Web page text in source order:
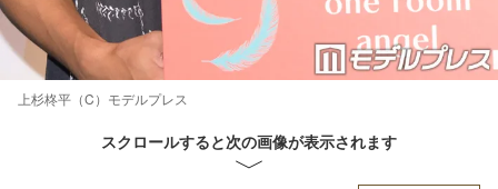
上杉柊平（C）モデルプレス
スクロールすると次の画像が表示されます